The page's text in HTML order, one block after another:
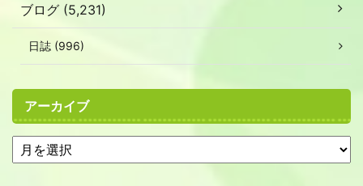
ブログ (5,231)
日誌 (996)
アーカイブ